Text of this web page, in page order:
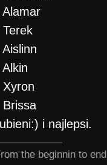
Alamar
Terek
Aislinn
Alkin
Xyron
Brissa
i najlepsi.
the beginnin to end